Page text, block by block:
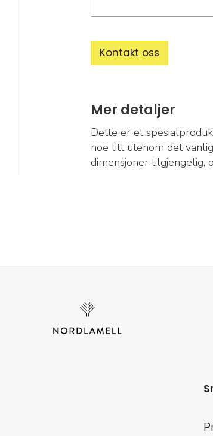
Kontakt oss
Mer detaljer
Dette er et
noe litt utenom det
dimensjoner tilgjengelig,